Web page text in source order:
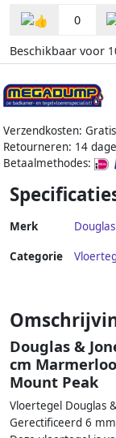
0
Beschikbaar voor
Verzendkosten:
Retourneren: 14
Betaalmethodes:
Merk
Categorie
Douglas &
cm
Mount Peak
Vloertegel Douglas
Gerectificeerd 6